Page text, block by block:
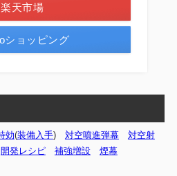
楽天市場
ショッピング
効(装備入手) 対空噴進弾幕
対空射
開発レシピ 補強増設 煙幕